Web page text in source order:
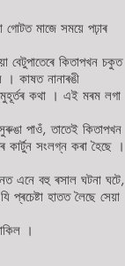
গোটত মাজে সময়ে পঢ়াৰ
কিতাপখন চকুত
কাষত নানাৰঙী
মুহূৰ্তৰ কথা । এই মৰম লগা
পাওঁ, তাতেই কিতাপখন
কাৰ্টুন সংলগ্ন কৰা হৈছে ।
এনে বহু ৰসাল ঘটনা ঘটে,
প্ৰচেষ্টা হাতত লৈছে সেয়া
।